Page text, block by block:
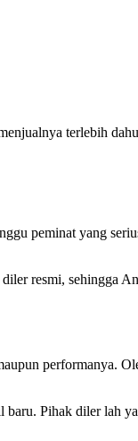
terlebih
peminat yang
resmi, sehingga
performanya.
Pihak diler lah